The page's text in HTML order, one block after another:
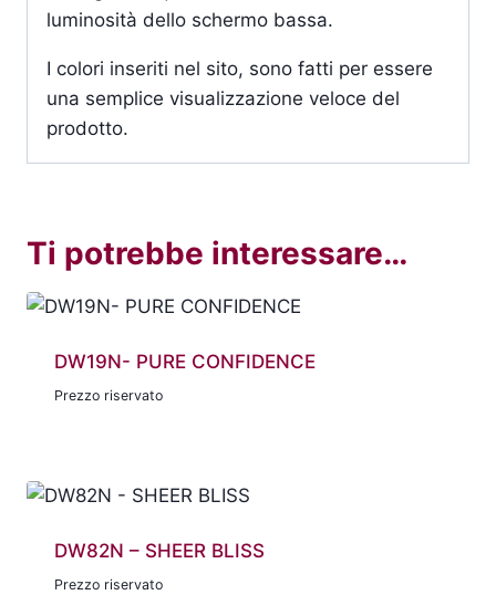
luminosità dello schermo bassa.
I colori inseriti nel sito, sono fatti per essere
una semplice visualizzazione veloce del
prodotto.
Ti potrebbe interessare…
DW19N- PURE CONFIDENCE
Prezzo riservato
DW82N – SHEER BLISS
Prezzo riservato